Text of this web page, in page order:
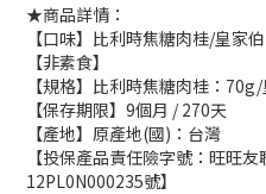
★商品詳情：
【口味】比利時焦糖肉桂/皇家
【非素食】
【規格】比利時焦糖肉桂：
【保存期限】9個月 / 270天
【產地】原產地(國)：台灣
【投保產品責任險字號：旺旺
12PL0N000235號】